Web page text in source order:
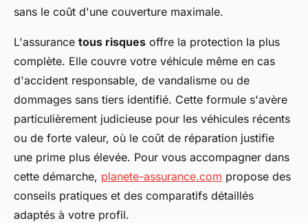
sans le coût d'une couverture maximale.
L'assurance tous risques offre la protection la plus
complète. Elle couvre votre véhicule même en cas
d'accident responsable, de vandalisme ou de
dommages sans tiers identifié. Cette formule s'avère
particulièrement judicieuse pour les véhicules récents
ou de forte valeur, où le coût de réparation justifie
une prime plus élevée. Pour vous accompagner dans
cette démarche, planete-assurance.com propose des
conseils pratiques et des comparatifs détaillés
adaptés à votre profil.